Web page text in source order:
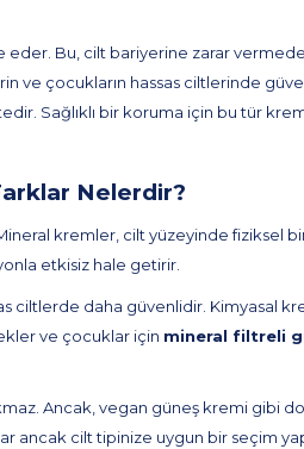
eder. Bu, cilt bariyerine zarar
çocukların hassas ciltlerinde
Sağlıklı bir koruma için bu tür
Nelerdir?
kremler, cilt yüzeyinde fiziksel
etkisiz hale getirir.
daha güvenlidir. Kimyasal
ve çocuklar için mineral filtreli
Ancak, vegan güneş kremi gibi
ancak cilt tipinize uygun bir seçim